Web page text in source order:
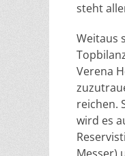
steht
Weitaus
Verena
reichen.
wird es